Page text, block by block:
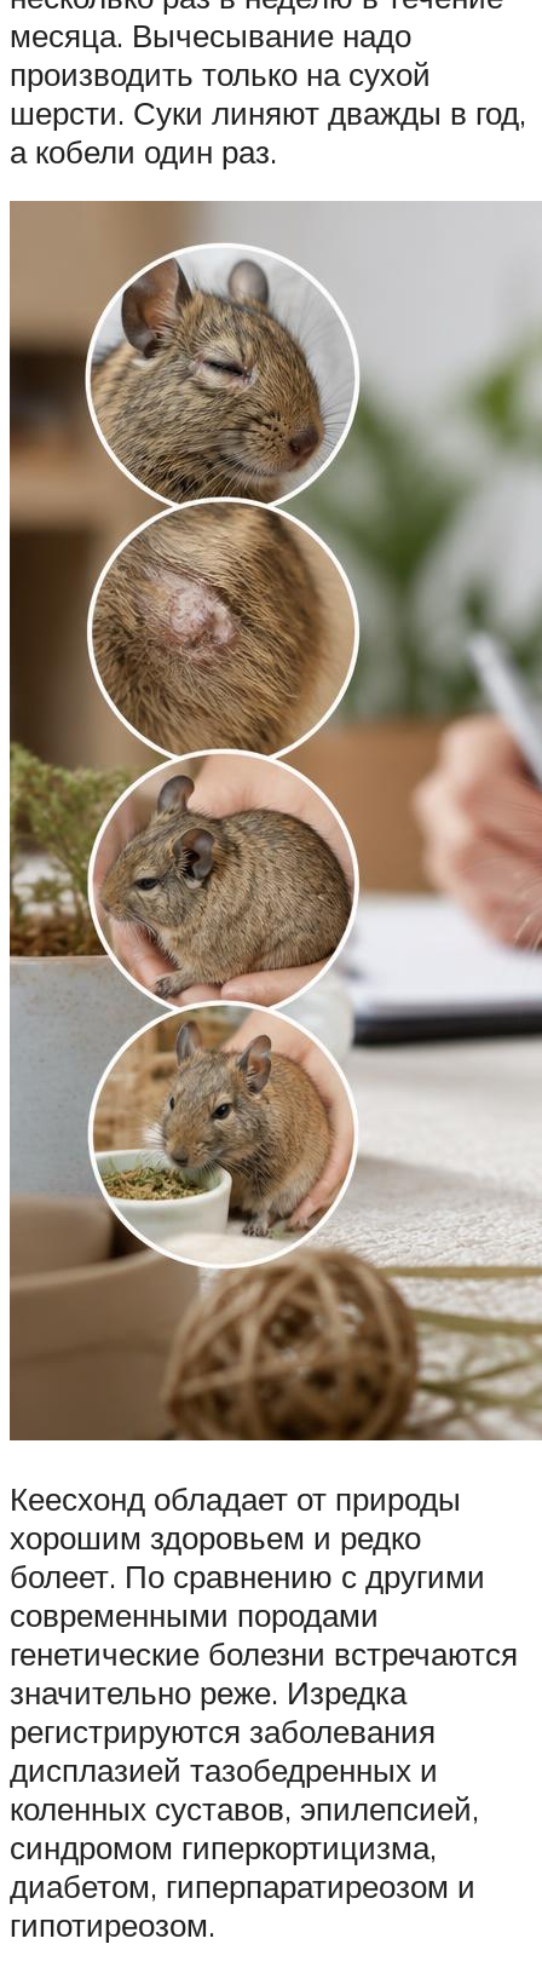
месяца. Вычесывание надо
производить только на сухой
шерсти. Суки линяют дважды в год,
а кобели один раз.
Кеесхонд обладает от природы
хорошим здоровьем и редко
болеет. По сравнению с другими
современными породами
генетические болезни встречаются
значительно реже. Изредка
регистрируются заболевания
дисплазией тазобедренных и
коленных суставов, эпилепсией,
синдромом гиперкортицизма,
диабетом, гиперпаратиреозом и
гипотиреозом.